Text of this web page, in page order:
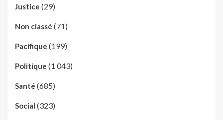
Justice (29)
Non classé (71)
Pacifique (199)
Politique (1 043)
Santé (685)
Social (323)